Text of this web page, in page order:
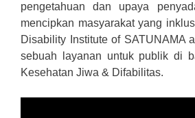
pengetahuan dan upaya
mencipkan masyarakat yang
Disability Institute of SATUNAMA
sebuah layanan untuk publik di
Kesehatan Jiwa & Difabilitas.